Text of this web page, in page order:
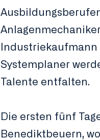
Systemplaner
Talente entfalten.
Die ersten fünf
Benediktbeuern,